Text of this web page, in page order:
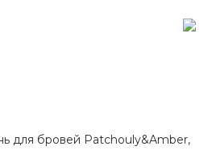
для бровей Patchouly&Amber,